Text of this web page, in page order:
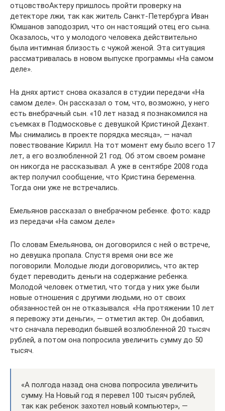
отцовствоАктеру пришлось пройти проверку на
детекторе лжи, так как житель Санкт-Петербурга Иван
Юмшанов заподозрил, что он настоящий отец его сына.
Оказалось, что у молодого человека действительно
была интимная близость с чужой женой. Эта ситуация
рассматривалась в новом выпуске программы «На самом
деле».
На днях артист снова оказался в студии передачи «На
самом деле». Он рассказал о том, что, возможно, у него
есть внебрачный сын. «10 лет назад я познакомился на
съемках в Подмосковье с девушкой Кристиной Дехант.
Мы снимались в проекте порядка месяца», — начал
повествование Кирилл. На тот момент ему было всего 17
лет, а его возлюбленной 21 год. Об этом своем романе
он никогда не рассказывал. А уже в сентябре 2008 года
актер получил сообщение, что Кристина беременна.
Тогда они уже не встречались.
Емельянов рассказал о внебрачном ребенке. фото: кадр
из передачи «На самом деле»
По словам Емельянова, он договорился с ней о встрече,
но девушка пропала. Спустя время они все же
поговорили. Молодые люди договорились, что актер
будет переводить деньги на содержание ребенка.
Молодой человек отметил, что тогда у них уже были
новые отношения с другими людьми, но от своих
обязанностей он не отказывался. «На протяжении 10 лет
я перевожу эти деньги», — отметил актер. Он добавил,
что сначала переводил бывшей возлюбленной 20 тысяч
рублей, а потом она попросила увеличить сумму до 50
тысяч.
«А полгода назад она снова попросила увеличить
сумму. На Новый год я перевел 100 тысяч рублей,
так как ребенок захотел новый компьютер», —